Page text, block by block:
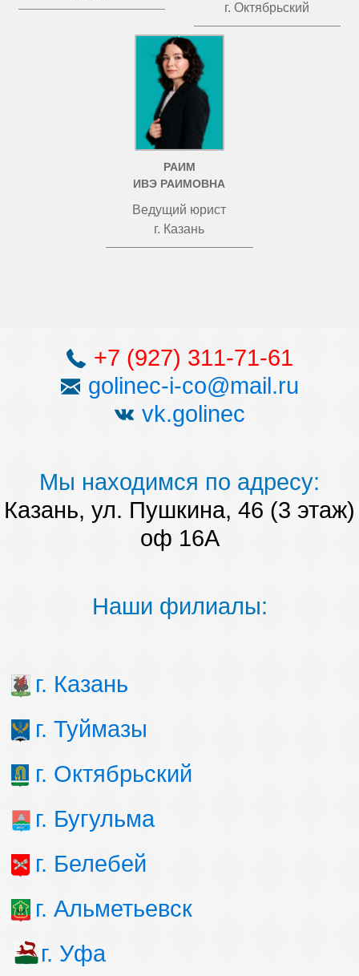
г. Октябрьский
РАИМ
ИВЭ РАИМОВНА
Ведущий юрист
г. Казань
+7 (927) 311-71-61
golinec-i-co@mail.ru
vk.golinec
Мы находимся по адресу:
Казань, ул. Пушкина, 46 (3 этаж)
оф 16А
Наши филиалы:
г. Казань
г. Туймазы
г. Октябрьский
г. Бугульма
г. Белебей
г. Альметьевск
г. Уфа